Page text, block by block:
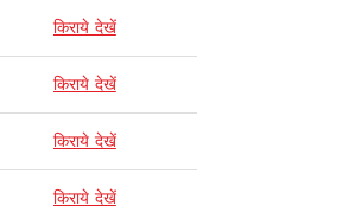
किराये देखें
किराये देखें
किराये देखें
किराये देखें